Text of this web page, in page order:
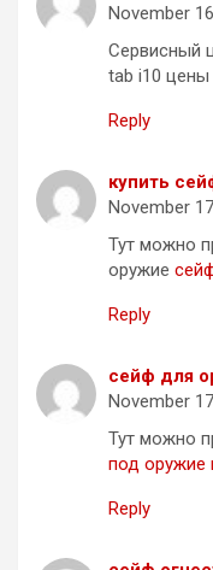
November
Сервисный
tab i10 цены
Reply
купить
November
Тут можно
оружие
Reply
сейф для
November
Тут можно
под оружие
Reply